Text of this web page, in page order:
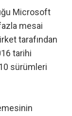
Microsoft
mesai
tarafından
tarihi
sürümleri